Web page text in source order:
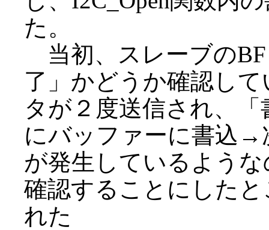
た。
当初、スレーブの
了」かどうか確認し
タが２度送信され、
にバッファーに書込→
が発生しているよう
確認することにした
れた